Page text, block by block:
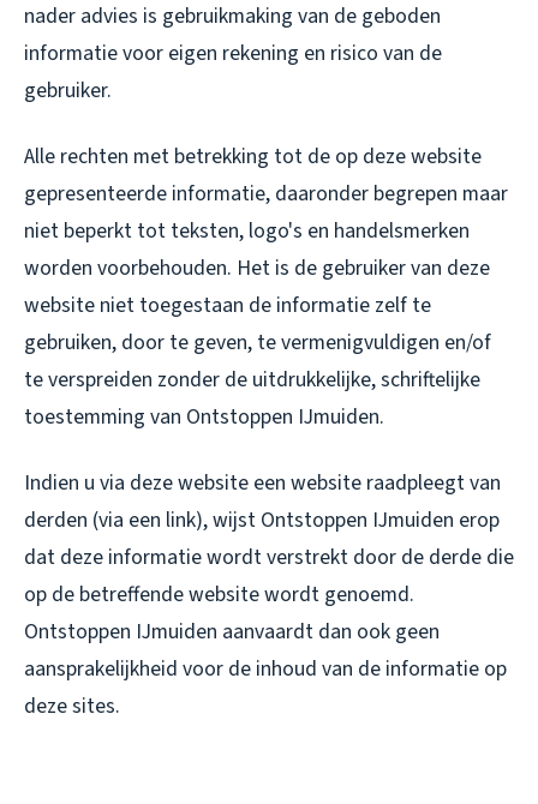
nader advies is gebruikmaking van de geboden
informatie voor eigen rekening en risico van de
gebruiker.
Alle rechten met betrekking tot de op deze website
gepresenteerde informatie, daaronder begrepen maar
niet beperkt tot teksten, logo's en handelsmerken
worden voorbehouden. Het is de gebruiker van deze
website niet toegestaan de informatie zelf te
gebruiken, door te geven, te vermenigvuldigen en/of
te verspreiden zonder de uitdrukkelijke, schriftelijke
toestemming van Ontstoppen IJmuiden.
Indien u via deze website een website raadpleegt van
derden (via een link), wijst Ontstoppen IJmuiden erop
dat deze informatie wordt verstrekt door de derde die
op de betreffende website wordt genoemd.
Ontstoppen IJmuiden aanvaardt dan ook geen
aansprakelijkheid voor de inhoud van de informatie op
deze sites.